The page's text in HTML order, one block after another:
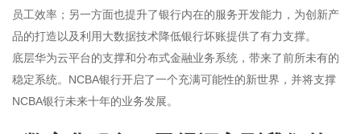
员工效率；另一方面也提升了银行内在的服务开发能力，为创新产
品的打造以及利用大数据技术降低银行坏账提供了有力支撑。
底层华为云平台的支撑和分布式金融业务系统，带来了前所未有的
稳定系统。NCBA银行开启了一个充满可能性的新世界，并将支撑
NCBA银行未来十年的业务发展。